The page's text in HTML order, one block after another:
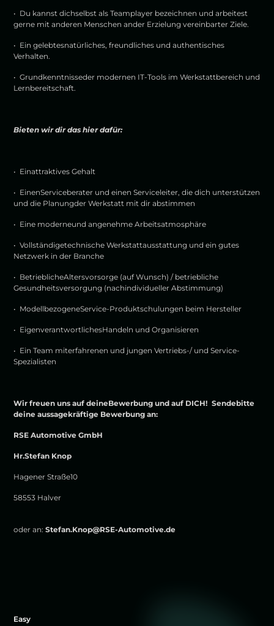
• Du kannst dichselbst als Teamplayer bezeichnen und arbeitest
gerne mit anderen Menschen ander Erzielung vereinbarter Ziele.
• Ein gelebtesnatürliches, freundliches und authentisches
Verhalten.
• Grundkenntnisseder modernen IT-Tools im Werkstattbereich und
Lernbereitschaft.
Bieten wir dir das hier dafür:
• Einattraktives Gehalt
• EinenServiceberater und einen Serviceleiter, die dich unterstützen
und die Planungder Werkstatt mit dir abstimmen
• Eine moderneund angenehme Arbeitsatmosphäre
• Vollständigetechnische Werkstattausstattung und ein gutes
Netzwerk in der Branche
• BetrieblicheAltersvorsorge (auf Wunsch) / betriebliche
Gesundheitsversorgung (nachindividueller Abstimmung)
• ModellbezogeneService-Produktschulungen beim Hersteller
• EigenverantwortlichesHandeln und Organisieren
• Ein Team miterfahrenen und jungen Vertriebs-/ und Service-
Spezialisten
Wir freuen uns auf deineBewerbung und auf DICH! Sendebitte
deine aussagekräftige Bewerbung an:
RSE Automotive GmbH
Hr.Stefan Knop
Hagener Straße10
58553 Halver
oder an:Stefan.Knop@RSE-Automotive.de
Easy